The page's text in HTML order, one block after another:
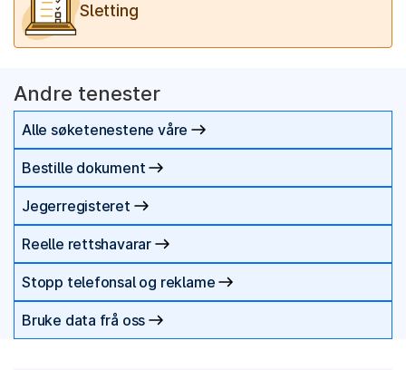
Sletting
Andre tenester
Alle søketenestene våre
Bestille dokument
Jegerregisteret
Reelle rettshavarar
Stopp telefonsal og reklame
Bruke data frå oss